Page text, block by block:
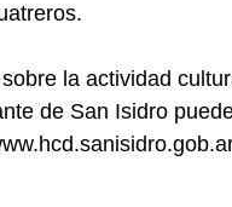
la actividad
de San Isidro